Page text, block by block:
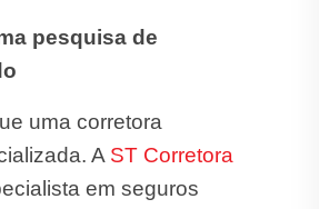
pesquisa de
uma corretora
A ST Corretora
em seguros